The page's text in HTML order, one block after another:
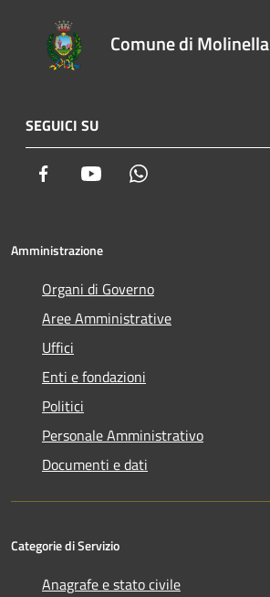
Comune di Molinella
SEGUICI SU
Facebook Youtube
Amministrazione
Organi di Governo
Aree Amministrative
Uffici
Enti e fondazioni
Politici
Personale Amministrativo
Documenti e dati
Categorie di Servizio
Anagrafe e stato civile